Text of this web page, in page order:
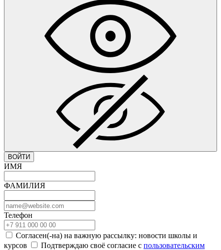
ВОЙТИ
ИМЯ
ФАМИЛИЯ
Телефон
Согласен(-на) на важную рассылку: новости школы и
курсов
Подтверждаю своё согласие с пользовательским